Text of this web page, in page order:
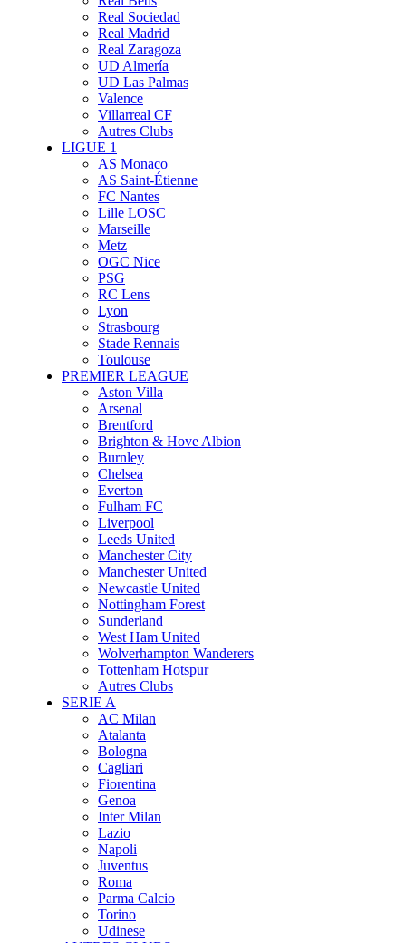
Real Sociedad
Real Madrid
Real Zaragoza
UD Almería
UD Las Palmas
Valence
Villarreal CF
Autres Clubs
LIGUE 1
AS Monaco
AS Saint-Étienne
FC Nantes
Lille LOSC
Marseille
Metz
OGC Nice
PSG
RC Lens
Lyon
Strasbourg
Stade Rennais
Toulouse
PREMIER LEAGUE
Aston Villa
Arsenal
Brentford
Brighton & Hove Albion
Burnley
Chelsea
Everton
Fulham FC
Liverpool
Leeds United
Manchester City
Manchester United
Newcastle United
Nottingham Forest
Sunderland
West Ham United
Wolverhampton Wanderers
Tottenham Hotspur
Autres Clubs
SERIE A
AC Milan
Atalanta
Bologna
Cagliari
Fiorentina
Genoa
Inter Milan
Lazio
Napoli
Juventus
Roma
Parma Calcio
Torino
Udinese